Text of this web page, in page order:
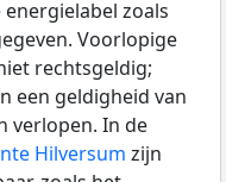
zoals
Voorlopige
rechtsgeldig;
een geldigheid van
verlopen. In de
Hilversum zijn